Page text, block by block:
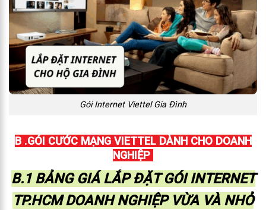
Gói Internet Viettel Gia Đình
B .GÓI CƯỚC MẠNG VIETTEL DÀNH CHO DOANH
NGHIỆP
B.1 BẢNG GIÁ LẮP ĐẶT GÓI INTERNET
TP.HCM DOANH NGHIỆP VỪA VÀ NHỎ